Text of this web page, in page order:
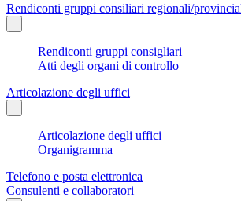
Rendiconti gruppi consiliari regionali/
Rendiconti gruppi consigliari
Atti degli organi di controllo
Articolazione degli uffici
Articolazione degli uffici
Organigramma
Telefono e posta elettronica
Consulenti e collaboratori